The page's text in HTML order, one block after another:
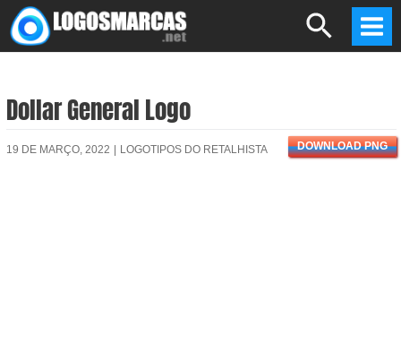
Skip
to
Search
Dollar General Logo
19 DE MARÇO, 2022 LOGOTIPOS DO RETALHISTA DOWNLOAD PNG